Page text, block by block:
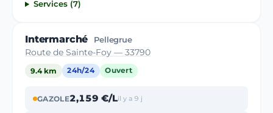
Services (7)
Intermarché Pellegrue
Route de Sainte-Foy — 33790
9.4 km 24h/24 Ouvert
GAZOLE2,159 €/Lil y a 9 j